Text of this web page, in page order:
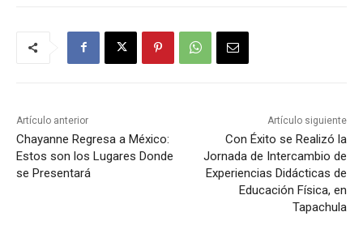
Artículo anterior
Chayanne Regresa a México:
Estos son los Lugares Donde
se Presentará
Artículo siguiente
Con Éxito se Realizó la
Jornada de Intercambio de
Experiencias Didácticas de
Educación Física, en
Tapachula